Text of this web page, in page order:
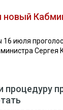
новый
июля
Сергея
процедуру